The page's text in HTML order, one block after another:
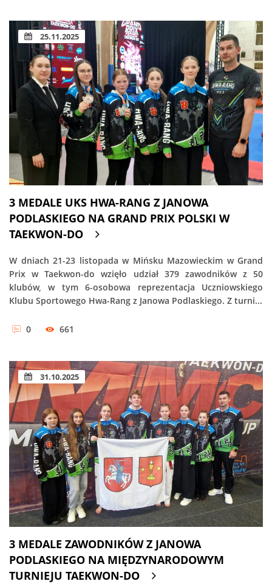
25.11.2025
3 MEDALE UKS HWA-RANG Z JANOWA
PODLASKIEGO NA GRAND PRIX POLSKI W
TAEKWON-DO
W dniach 21-23 listopada w Mińsku Mazowieckim w Grand
Prix w Taekwon-do wzięło udział 379 zawodników z 50
klubów, w tym 6-osobowa reprezentacja Uczniowskiego
Klubu Sportowego Hwa-Rang z Janowa Podlaskiego. Z turni...
0 661
31.10.2025
3 MEDALE ZAWODNIKÓW Z JANOWA
PODLASKIEGO NA MIĘDZYNARODOWYM
TURNIEJU TAEKWON-DO